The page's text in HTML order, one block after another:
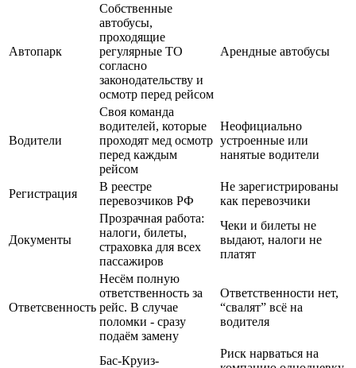
Автопарк
Собственные
автобусы,
проходящие
регулярные ТО
согласно
законодательству и
осмотр перед рейсом
Арендные автобусы
Водители
Своя команда
водителей, которые
проходят мед осмотр
перед каждым
рейсом
Неофициально
устроенные или
нанятые водители
Регистрация
В реестре
перевозчиков РФ
Не зарегистрированы
как перевозчики
Документы
Прозрачная работа:
налоги, билеты,
страховка для всех
пассажиров
Чеки и билеты не
выдают, налоги не
платят
Ответсвенность
Несём полную
ответственность за
рейс. В случае
поломки - сразу
подаём замену
Ответственности нет,
“свалят” всё на
водителя
Бас-Круиз-
Риск нарваться на